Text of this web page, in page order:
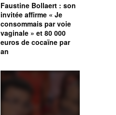
Faustine Bollaert : son
invitée affirme « Je
consommais par voie
vaginale » et 80 000
euros de cocaïne par
an